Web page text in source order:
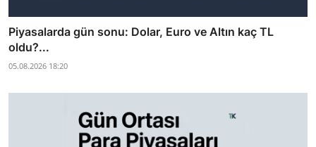
Piyasalarda gün sonu: Dolar, Euro ve Altın kaç TL
oldu?...
05.08.2026 18:20